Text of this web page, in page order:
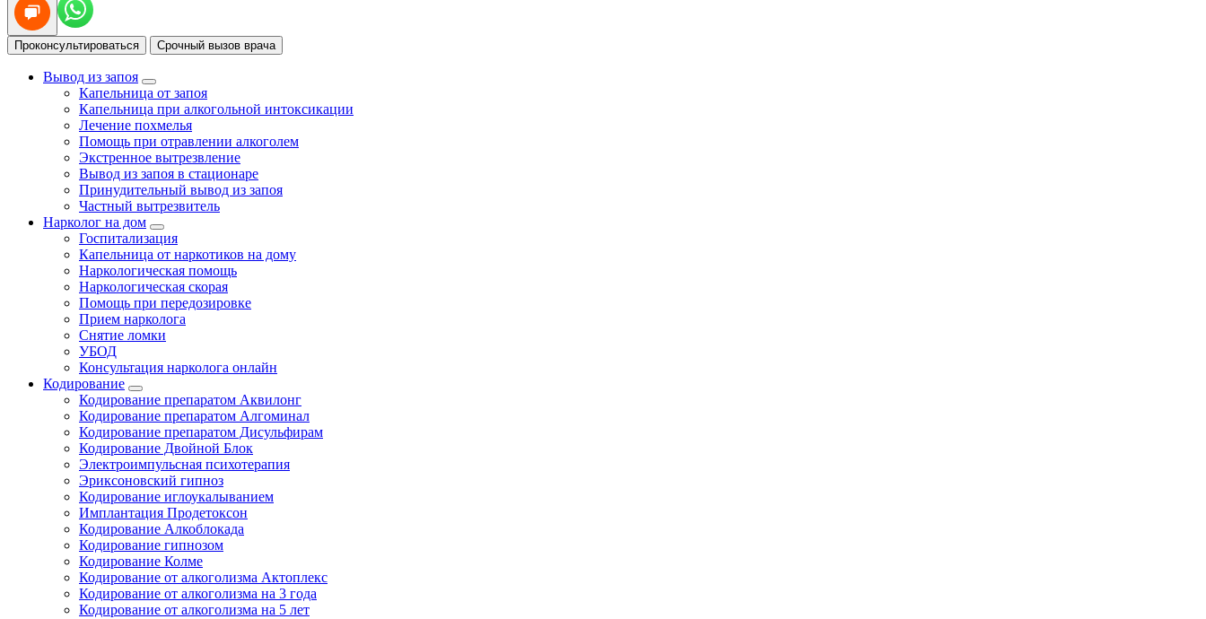
Проконсультироваться Срочный вызов врача
Вывод из запоя
Капельница от запоя
Капельница при алкогольной интоксикации
Лечение похмелья
Помощь при отравлении алкоголем
Экстренное вытрезвление
Вывод из запоя в стационаре
Принудительный вывод из запоя
Частный вытрезвитель
Нарколог на дом
Госпитализация
Капельница от наркотиков на дому
Наркологическая помощь
Наркологическая скорая
Помощь при передозировке
Прием нарколога
Снятие ломки
УБОД
Консультация нарколога онлайн
Кодирование
Кодирование препаратом Аквилонг
Кодирование препаратом Алгоминал
Кодирование препаратом Дисульфирам
Кодирование Двойной Блок
Электроимпульсная психотерапия
Эриксоновский гипноз
Кодирование иглоукалыванием
Имплантация Продетоксон
Кодирование Алкоблокада
Кодирование гипнозом
Кодирование Колме
Кодирование от алкоголизма Актоплекс
Кодирование от алкоголизма на 3 года
Кодирование от алкоголизма на 5 лет